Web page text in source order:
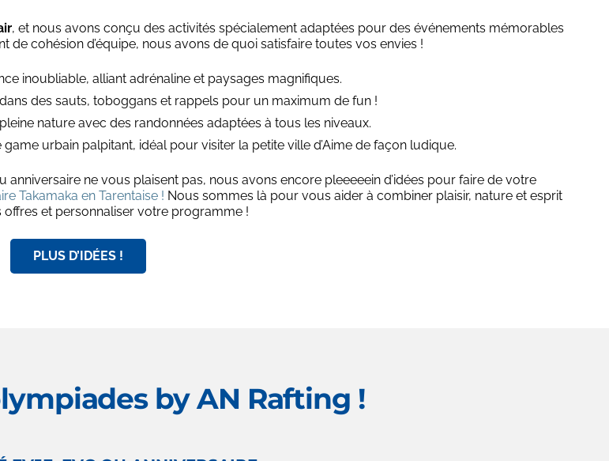
, et nous avons conçu des activités spécialement adaptées pour des événements mémorables
cohésion d’équipe, nous avons de quoi satisfaire toutes vos envies !
inoubliable, alliant adrénaline et paysages magnifiques.
des sauts, toboggans et rappels pour un maximum de fun !
nature avec des randonnées adaptées à tous les niveaux.
urbain palpitant, idéal pour visiter la petite ville d’Aime de façon ludique.
ne vous plaisent pas, nous avons encore pleeeeein d’idées pour faire de votre
Takamaka en Tarentaise ! Nous sommes là pour vous aider à combiner plaisir, nature et esprit
offres et personnaliser votre programme !
PLUS D’IDÉES !
by AN Rafting !